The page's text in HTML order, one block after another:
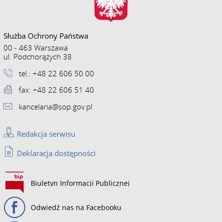
Służba Ochrony Państwa
00 - 463 Warszawa
ul. Podchorążych 38
tel.: +48 22 606 50 00
fax: +48 22 606 51 40
kancelaria@sop.gov.pl
Redakcja serwisu
Deklaracja dostępności
Biuletyn Informacji Publicznej
Odwiedź nas na Facebooku